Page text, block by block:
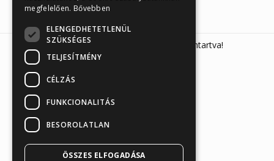
Sunmed Kft. 2026 © Minden jog fenntartva!
Árukereső.hu
megfelelően. Bővebben
ELENGEDHETETLENÜL
SZÜKSÉGES
TELJESÍTMÉNY
CÉLZÁS
FUNKCIONALITÁS
BESOROLATLAN
ÖSSZES ELFOGADÁSA